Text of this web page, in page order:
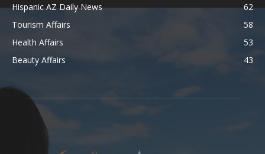
Hispanic AZ Daily News
62
Tourism Affairs
58
Health Affairs
53
Beauty Affairs
43